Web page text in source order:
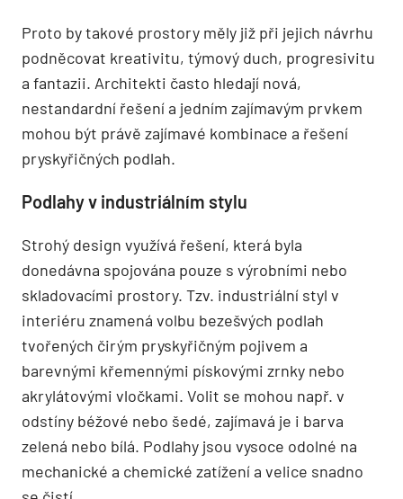
Proto by takové prostory měly již při jejich návrhu
podněcovat kreativitu, týmový duch, progresivitu
a fantazii. Architekti často hledají nová,
nestandardní řešení a jedním zajímavým prvkem
mohou být právě zajímavé kombinace a řešení
pryskyřičných podlah.
Podlahy v industriálním stylu
Strohý design využívá řešení, která byla
donedávna spojována pouze s výrobními nebo
skladovacími prostory. Tzv. industriální styl v
interiéru znamená volbu bezešvých podlah
tvořených čirým pryskyřičným pojivem a
barevnými křemennými pískovými zrnky nebo
akrylátovými vločkami. Volit se mohou např. v
odstíny béžové nebo šedé, zajímavá je i barva
zelená nebo bílá. Podlahy jsou vysoce odolné na
mechanické a chemické zatížení a velice snadno